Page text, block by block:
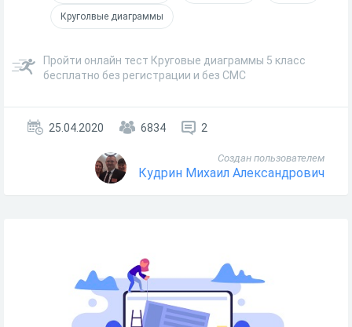
Круголвые диаграммы
Пройти онлайн тест Круговые диаграммы 5 класс
бесплатно без регистрации и без СМС
25.04.2020 6834 2
Создан пользователем
Кудрин Михаил Александрович